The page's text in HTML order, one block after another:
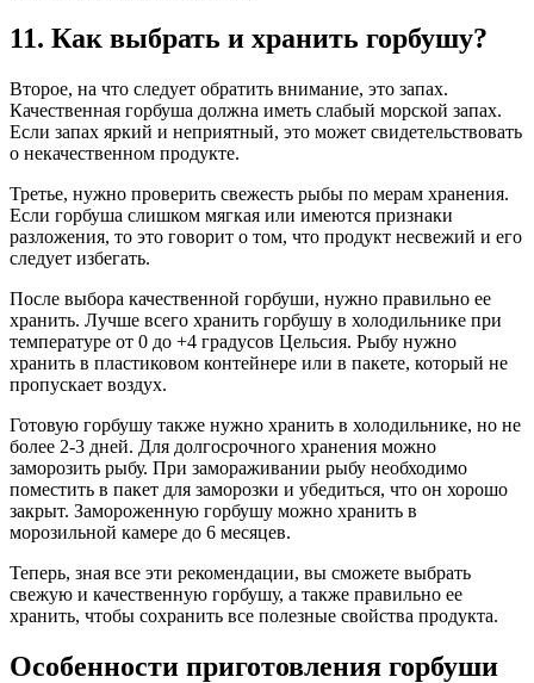
11. Как выбрать и хранить горбушу?
Второе, на что следует обратить внимание, это запах.
Качественная горбуша должна иметь слабый морской запах.
Если запах яркий и неприятный, это может свидетельствовать
о некачественном продукте.
Третье, нужно проверить свежесть рыбы по мерам хранения.
Если горбуша слишком мягкая или имеются признаки
разложения, то это говорит о том, что продукт несвежий и его
следует избегать.
После выбора качественной горбуши, нужно правильно ее
хранить. Лучше всего хранить горбушу в холодильнике при
температуре от 0 до +4 градусов Цельсия. Рыбу нужно
хранить в пластиковом контейнере или в пакете, который не
пропускает воздух.
Готовую горбушу также нужно хранить в холодильнике, но не
более 2-3 дней. Для долгосрочного хранения можно
заморозить рыбу. При замораживании рыбу необходимо
поместить в пакет для заморозки и убедиться, что он хорошо
закрыт. Замороженную горбушу можно хранить в
морозильной камере до 6 месяцев.
Теперь, зная все эти рекомендации, вы сможете выбрать
свежую и качественную горбушу, а также правильно ее
хранить, чтобы сохранить все полезные свойства продукта.
Особенности приготовления горбуши